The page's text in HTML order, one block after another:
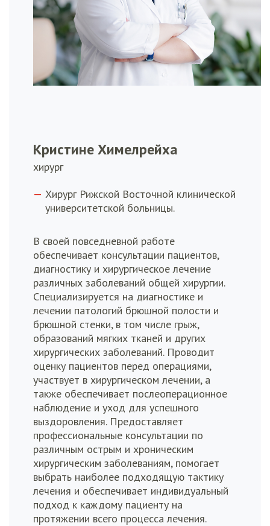
Кристине Химелрейха
хирург
Хирург Рижской Восточной клинической
университетской больницы.
В своей повседневной работе
обеспечивает консультации пациентов,
диагностику и хирургическое лечение
различных заболеваний общей хирургии.
Специализируется на диагностике и
лечении патологий брюшной полости и
брюшной стенки, в том числе грыж,
образований мягких тканей и других
хирургических заболеваний. Проводит
оценку пациентов перед операциями,
участвует в хирургическом лечении, а
также обеспечивает послеоперационное
наблюдение и уход для успешного
выздоровления. Предоставляет
профессиональные консультации по
различным острым и хроническим
хирургическим заболеваниям, помогает
выбрать наиболее подходящую тактику
лечения и обеспечивает индивидуальный
подход к каждому пациенту на
протяжении всего процесса лечения.